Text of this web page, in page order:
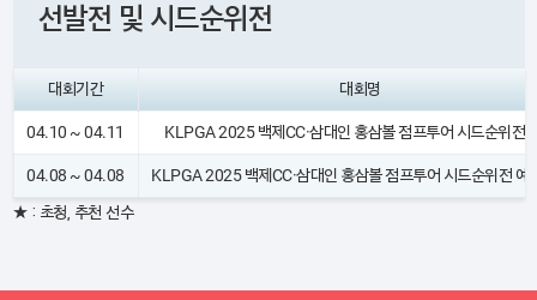
선발전 및 시드순위전
대회기간 대회명
04.10 ~ 04.11 KLPGA 2025 백제CC·삼대인 홍삼볼 점프투어 시드순위전
04.08 ~ 04.08 KLPGA 2025 백제CC·삼대인 홍삼볼 점프투어 시드순위전 예
★ : 초청, 추천 선수